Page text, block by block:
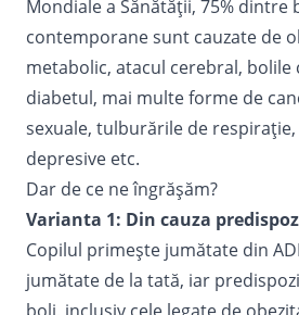
Mondiale a Sănătăţii, 75% dintre
contemporane sunt cauzate de
metabolic, atacul cerebral, bolile
diabetul, mai multe forme de
sexuale, tulburările de
depresive etc.
Dar de ce ne îngrășăm?
Varianta 1: Din cauza
Copilul primește jumătate din
jumătate de la tată, iar
boli, inclusiv cele legate de